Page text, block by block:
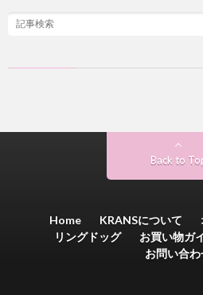
Back to
Home KRANSについて
リングドッグ
お買い物ガ
お問い合わ